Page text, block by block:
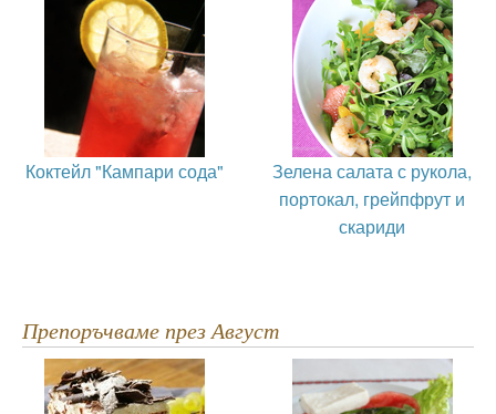
Коктейл "Кампари сода"
Зелена салата с рукола,
портокал, грейпфрут и
скариди
Препоръчваме през Август